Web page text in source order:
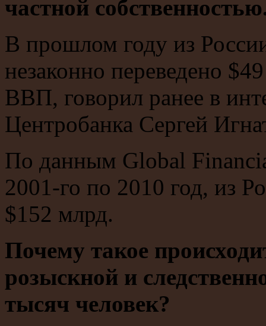
частной
В прошлом году из
незаконно переведено
ВВП, говорил ранее в
Центробанка Сергей
По данным Global
2001-го по 2010 год, из
$152 млрд.
Почему такое
розыскной и
тысяч человек?